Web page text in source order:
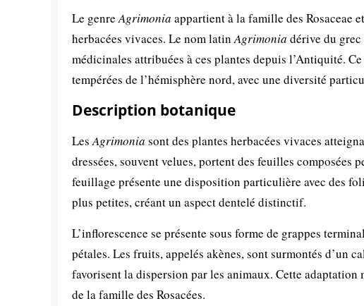
Le genreAgrimonia appartient à la famille des Rosaceae
herbacées vivaces. Le nom latinAgrimonia dérive du
médicinales attribuées à ces plantes depuis l’Antiquité.
tempérées de l’hémisphère nord, avec une diversité
Description botanique
LesAgrimonia sont des plantes herbacées vivaces
dressées, souvent velues, portent des feuilles composées
feuillage présente une disposition particulière avec des
plus petites, créant un aspect dentelé distinctif.
L’inflorescence se présente sous forme de grappes
pétales. Les fruits, appelés akènes, sont surmontés d’un
favorisent la dispersion par les animaux. Cette
de la famille des Rosacées.